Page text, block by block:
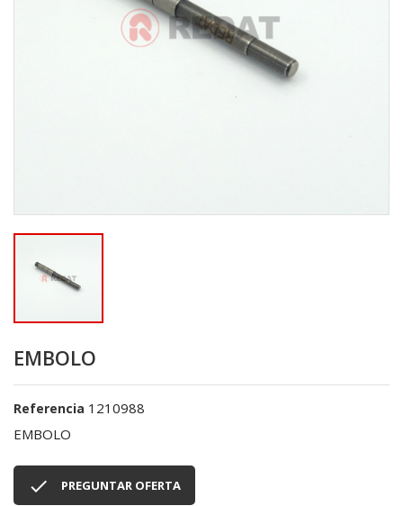
EMBOLO
Referencia 1210988
EMBOLO
 PREGUNTAR OFERTA